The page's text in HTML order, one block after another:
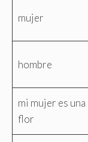
mujer
hombre
mi mujer es una
flor